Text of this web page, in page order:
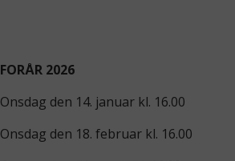
FORÅR 2026
Onsdag den 14. januar kl. 16.00
Onsdag den 18. februar kl. 16.00